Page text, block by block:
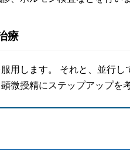
療
用します。 それと、並行
微授精にステップアップを